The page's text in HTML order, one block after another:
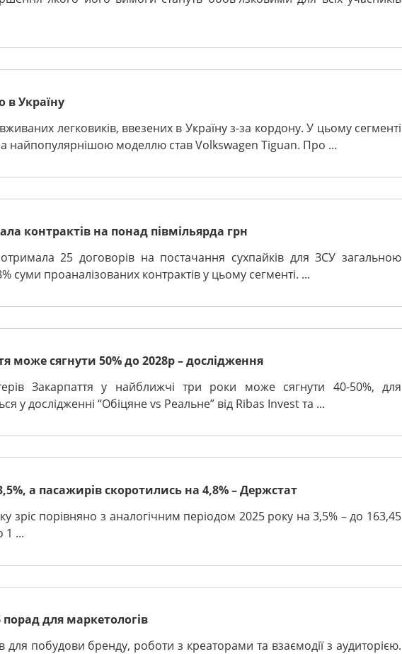
в Україну
легковиків, ввезених в Україну з-за кордону. У цьому сегменті
найпопулярнішою моделлю став Volkswagen Tiguan. Про ...
контрактів на понад півмільярда грн
25 договорів на постачання сухпайків для ЗСУ загальною
суми проаналізованих контрактів у цьому сегменті. ...
може сягнути 50% до 2028р – дослідження
Закарпаття у найближчі три роки може сягнути 40-50%, для
у дослідженні “Обіцяне vs Реальне” від Ribas Invest та ...
а пасажирів скоротились на 4,8% – Держстат
зріс порівняно з аналогічним періодом 2025 року на 3,5% – до 163,45
1 ...
для маркетологів
побудови бренду, роботи з креаторами та взаємодії з аудиторією.